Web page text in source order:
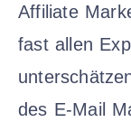
Affiliate
fast allen
des E-Mail